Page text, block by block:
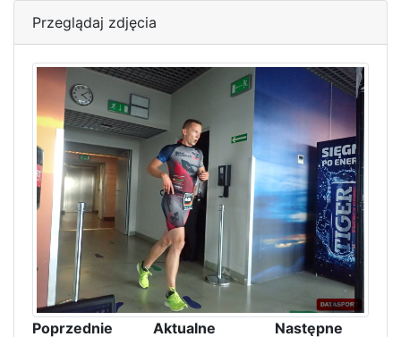
Przeglądaj zdjęcia
Poprzednie Aktualne Następne